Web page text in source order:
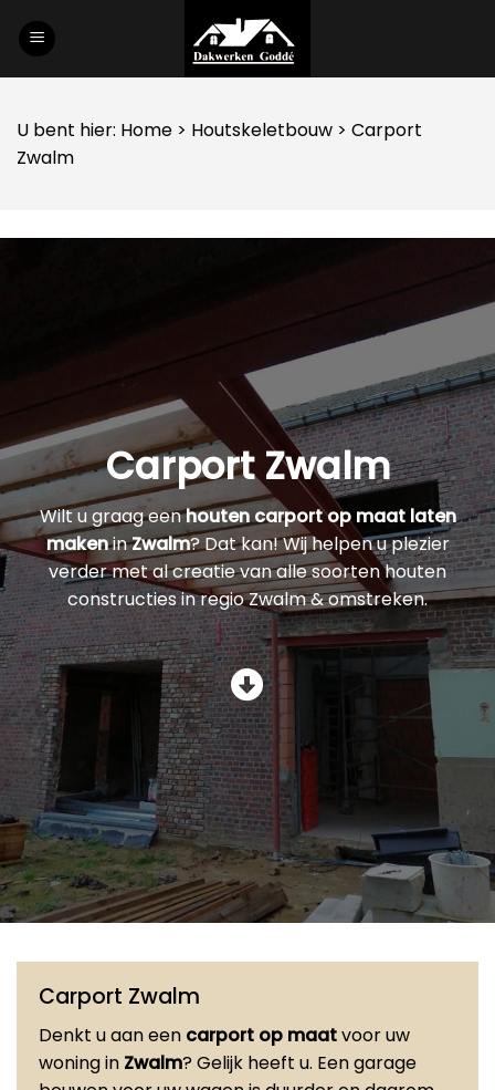
U bent hier: Home > Houtskeletbouw > Carport
Zwalm
Carport Zwalm
Wilt u graag eenhouten carport op maat laten
makeninZwalm? Dat kan! Wij helpen u plezier
verder met al creatie van alle soorten houten
constructies in regio Zwalm & omstreken.
Carport Zwalm
Denkt u aan een carport op maatvoor uw
woning in Zwalm? Gelijk heeft u. Een garage